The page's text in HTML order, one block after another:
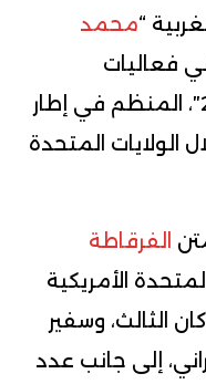
“محمد
فعاليات
“الاستعراض البحري الدولي 250″، المنظم في إطار
الـ250 لاستقلال الولايات المتحدة
الفرقاطة
الأمريكية
الثالث، وسفير
إلى جانب عدد